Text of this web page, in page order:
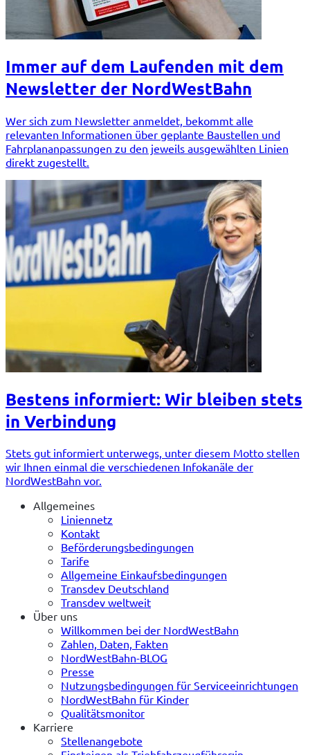
Immer auf dem Laufenden mit dem
Newsletter der NordWestBahn
Wer sich zum Newsletter anmeldet, bekommt alle
relevanten Informationen über geplante Baustellen und
Fahrplananpassungen zu den jeweils ausgewählten Linien
direkt zugestellt.
Bestens informiert: Wir bleiben stets
in Verbindung
Stets gut informiert unterwegs, unter diesem Motto stellen
wir Ihnen einmal die verschiedenen Infokanäle der
NordWestBahn vor.
Allgemeines
Liniennetz
Kontakt
Beförderungsbedingungen
Tarife
Allgemeine Einkaufsbedingungen
Transdev Deutschland
Transdev weltweit
Über uns
Willkommen bei der NordWestBahn
Zahlen, Daten, Fakten
NordWestBahn-BLOG
Presse
Nutzungsbedingungen für Serviceeinrichtungen
NordWestBahn für Kinder
Qualitätsmonitor
Karriere
Stellenangebote